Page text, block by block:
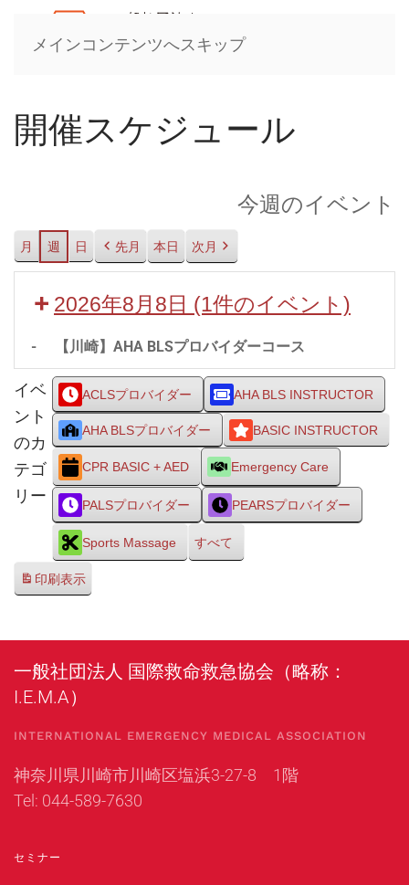
メインコンテンツへスキップ
開催スケジュール
今週のイベント
月 週 日 先月 本日 次月
2026年8月8日 (1件のイベント)
- 【川崎】AHA BLSプロバイダーコース
イベ
ント
のカ
テゴ
リー
ACLSプロバイダー AHA BLS INSTRUCTOR
AHA BLSプロバイダー BASIC INSTRUCTOR
CPR BASIC + AED Emergency Care
PALSプロバイダー PEARSプロバイダー
Sports Massage すべて
印刷表示
一般社団法人 国際救命救急協会（略称：
I.E.M.A）
INTERNATIONAL EMERGENCY MEDICAL ASSOCIATION
神奈川県川崎市川崎区塩浜3-27-8 1階
Tel: 044-589-7630
セミナー